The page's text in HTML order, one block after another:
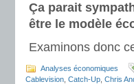
Ça parait
être le modèle
Examinons donc
Analyses économiques
Cablevision Catch-Up Chris